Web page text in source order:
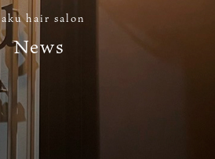
hair salon
News